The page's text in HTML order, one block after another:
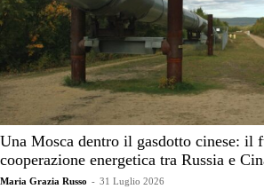
Una Mosca dentro il gasdotto cinese: il
cooperazione energetica tra Russia e
Maria Grazia Russo - 31 Luglio 2026